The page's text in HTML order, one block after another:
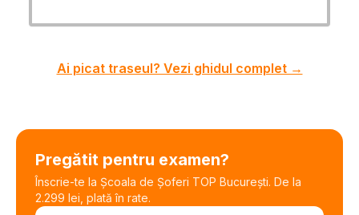
Ai picat traseul? Vezi ghidul complet →
Pregătit pentru examen?
Înscrie-te la Școala de Șoferi TOP București. De la
2.299 lei, plată în rate.